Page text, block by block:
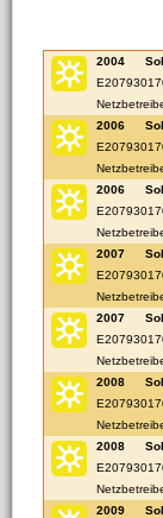
2004
2006
2006
2007
2007
2008
2008
2009